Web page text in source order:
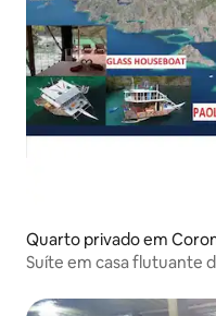
Quarto privado em
Suíte em casa flutuante